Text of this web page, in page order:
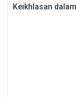
Keikhlasan